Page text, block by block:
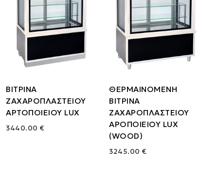
ΒΙΤΡΙΝΑ
ΖΑΧΑΡΟΠΛΑΣΤΕΙΟΥ
ΑΡΤΟΠΟΙΕΙΟΥ LUX
3440.00 €
ΘΕΡΜΑΙΝΟΜΕΝΗ
ΒΙΤΡΙΝΑ
ΖΑΧΑΡΟΠΛΑΣΤΕΙΟΥ
ΑΡΟΠΟΙΕΙΟΥ LUX
(WOOD)
3245.00 €